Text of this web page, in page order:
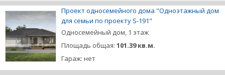
Проект односемейного дома "Одноэтажный дом
для семьи по проекту S-191"
Односемейный дом, 1 этаж
Площадь общая: 101.39 кв.м.
Гараж: нет